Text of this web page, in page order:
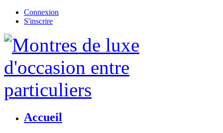
Connexion
S'inscrire
Accueil